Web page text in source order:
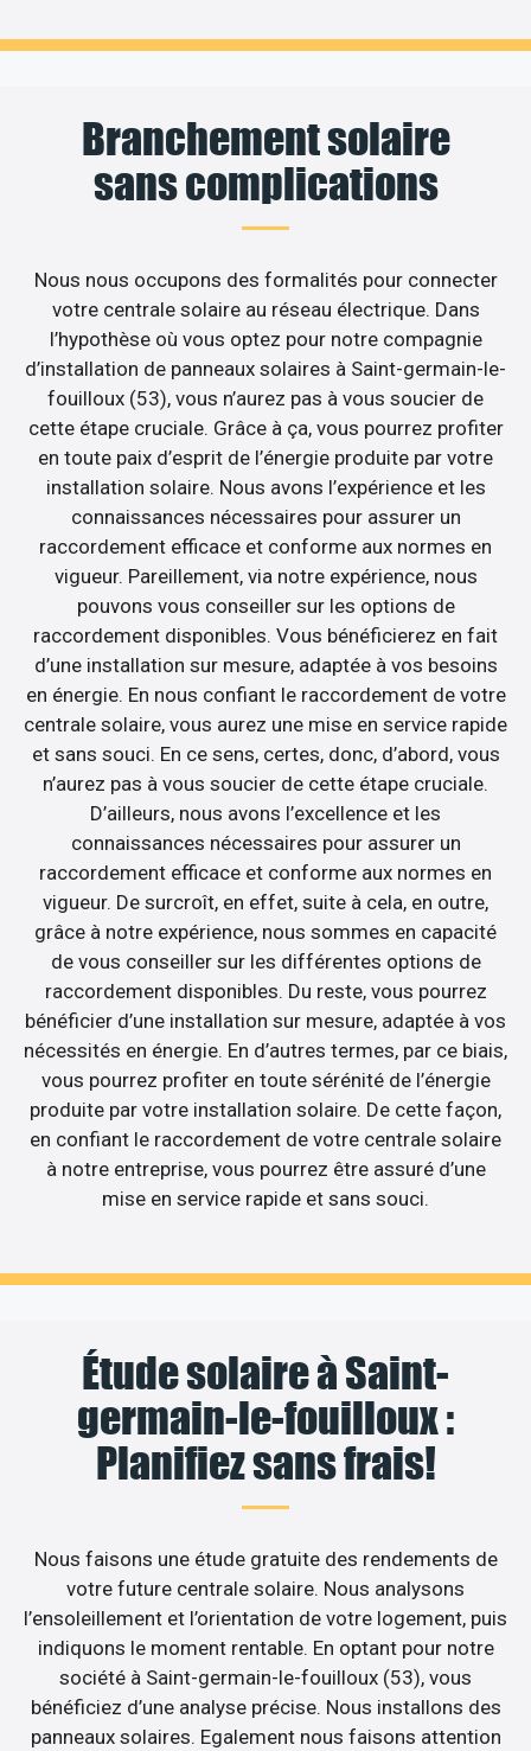
Branchement solaire
sans complications
Nous nous occupons des formalités pour connecter
votre centrale solaire au réseau électrique. Dans
l’hypothèse où vous optez pour notre compagnie
d’installation de panneaux solaires à Saint-germain-le-
fouilloux (53), vous n’aurez pas à vous soucier de
cette étape cruciale. Grâce à ça, vous pourrez profiter
en toute paix d’esprit de l’énergie produite par votre
installation solaire. Nous avons l’expérience et les
connaissances nécessaires pour assurer un
raccordement efficace et conforme aux normes en
vigueur. Pareillement, via notre expérience, nous
pouvons vous conseiller sur les options de
raccordement disponibles. Vous bénéficierez en fait
d’une installation sur mesure, adaptée à vos besoins
en énergie. En nous confiant le raccordement de votre
centrale solaire, vous aurez une mise en service rapide
et sans souci. En ce sens, certes, donc, d’abord, vous
n’aurez pas à vous soucier de cette étape cruciale.
D’ailleurs, nous avons l’excellence et les
connaissances nécessaires pour assurer un
raccordement efficace et conforme aux normes en
vigueur. De surcroît, en effet, suite à cela, en outre,
grâce à notre expérience, nous sommes en capacité
de vous conseiller sur les différentes options de
raccordement disponibles. Du reste, vous pourrez
bénéficier d’une installation sur mesure, adaptée à vos
nécessités en énergie. En d’autres termes, par ce biais,
vous pourrez profiter en toute sérénité de l’énergie
produite par votre installation solaire. De cette façon,
en confiant le raccordement de votre centrale solaire
à notre entreprise, vous pourrez être assuré d’une
mise en service rapide et sans souci.
Étude solaire à Saint-
germain-le-fouilloux :
Planifiez sans frais!
Nous faisons une étude gratuite des rendements de
votre future centrale solaire. Nous analysons
l’ensoleillement et l’orientation de votre logement, puis
indiquons le moment rentable. En optant pour notre
société à Saint-germain-le-fouilloux (53), vous
bénéficiez d’une analyse précise. Nous installons des
panneaux solaires. Egalement nous faisons attention